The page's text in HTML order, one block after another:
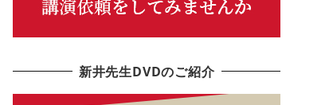
新井先生DVDのご紹介